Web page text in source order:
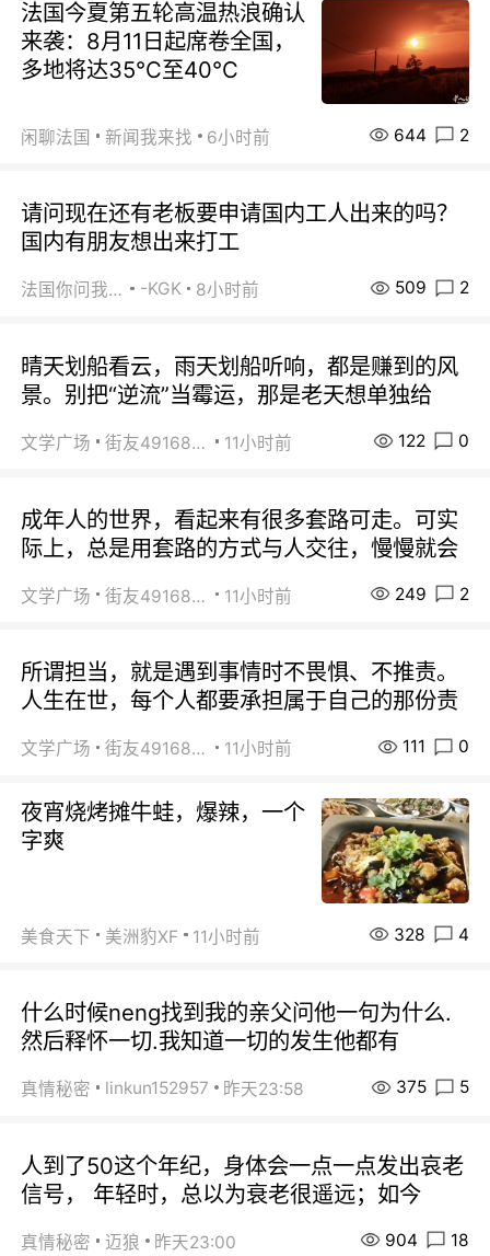
法国今夏第五轮高温热浪确认
来袭：8月11日起席卷全国，
多地将达35℃至40℃
闲聊法国 新闻我来找 6小时前 644 2
请问现在还有老板要申请国内工人出来的吗？
国内有朋友想出来打工
法国你问我答 -KGK 8小时前 509 2
晴天划船看云，雨天划船听响，都是赚到的风
景。别把“逆流”当霉运，那是老天想单独给
文学广场 街友49168527 11小时前 122 0
成年人的世界，看起来有很多套路可走。可实
际上，总是用套路的方式与人交往，慢慢就会
文学广场 街友49168527 11小时前 249 2
所谓担当，就是遇到事情时不畏惧、不推责。
人生在世，每个人都要承担属于自己的那份责
文学广场 街友49168527 11小时前 111 0
夜宵烧烤摊牛蛙，爆辣，一个
字爽
美食天下 美洲豹XF 11小时前 328 4
什么时候neng找到我的亲父问他一句为什么.
然后释怀一切.我知道一切的发生他都有
真情秘密 linkun152957 昨天23:58 375 5
人到了50这个年纪，身体会一点一点发出哀老
信号， 年轻时，总以为衰老很遥远；如今
真情秘密 迈狼 昨天23:00 904 18